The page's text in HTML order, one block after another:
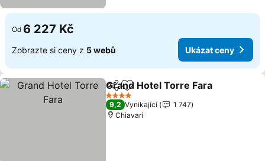
Od 6 227 Kč
Zobrazte si ceny z 5 webů Ukázat ceny
SdíletPřidat na seznam oblíbených
Grand Hotel Torre Fara
4 Počet hvězdiček
9,2 Vynikající
1 747
Chiavari